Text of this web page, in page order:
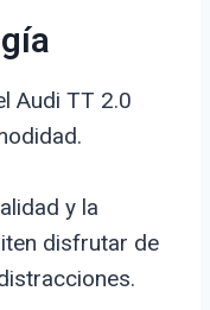
Audi TT 2.0
y la
disfrutar de